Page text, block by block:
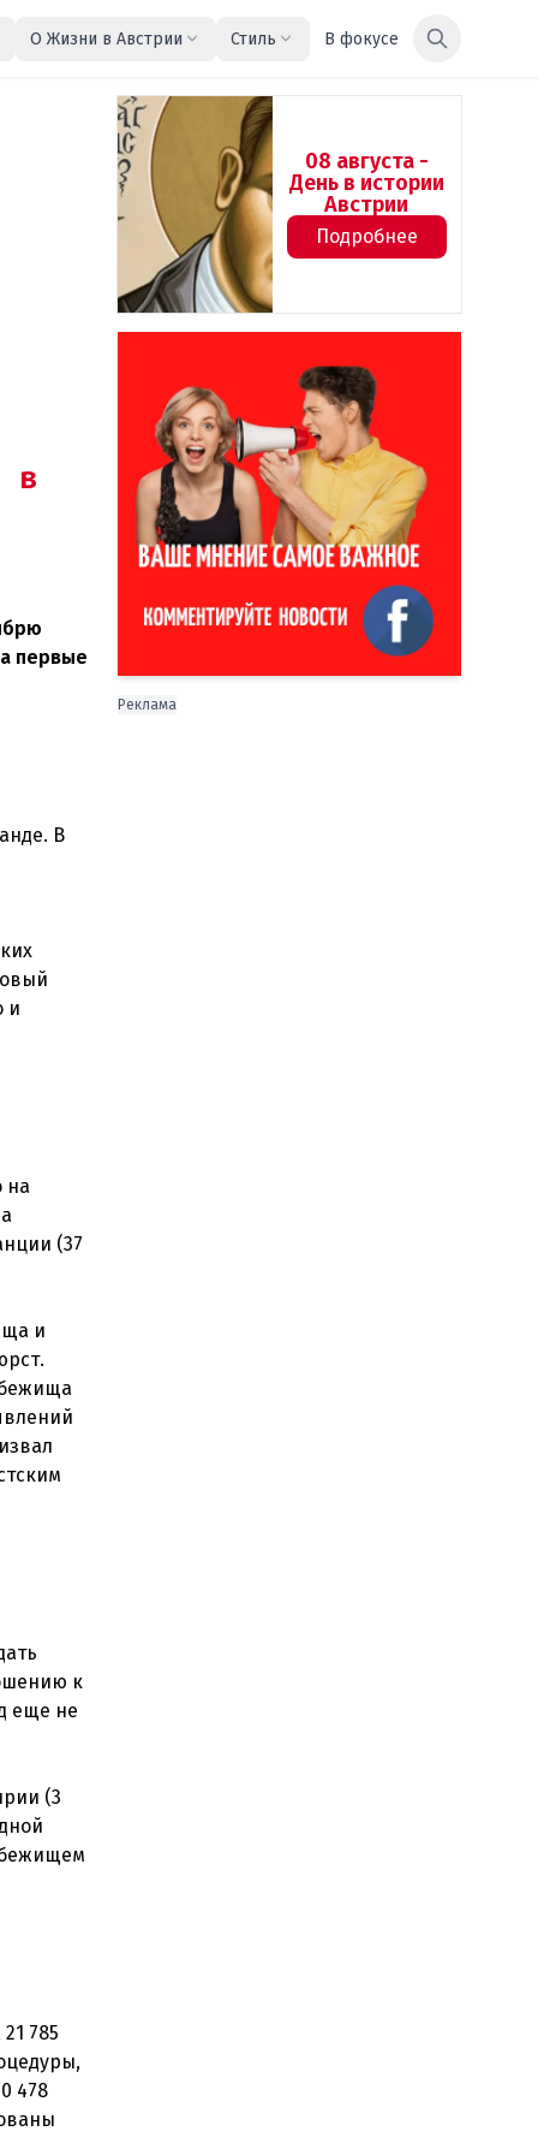
О Жизни в Австрии Стиль В фокусе
в
первые
В
и
на
(37
и
к
еще не
(3
785
478
08 августа -
День в истории
Австрии
Подробнее
Реклама